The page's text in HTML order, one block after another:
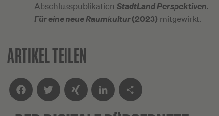
Abschlusspublikation StadtLand Perspektiven.
Für eine neue Raumkultur(2023) mitgewirkt.
ARTIKEL TEILEN
FacebookTwitter XING LinkedInTeilen